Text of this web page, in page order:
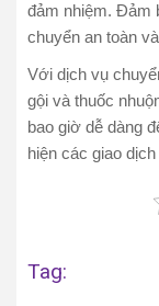
đảm nhiệm. Đảm
chuyển an toàn
Với dịch vụ
gội và thuốc
bao giờ dễ dàng
hiện các giao
Tag: